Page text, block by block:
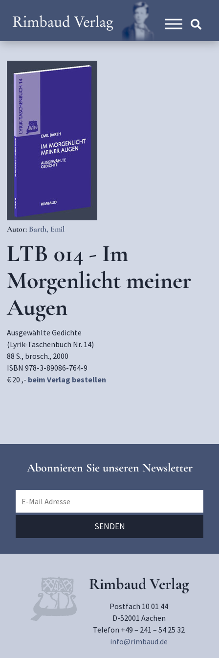
Autor: Barth, Emil
LTB 014 - Im
Morgenlicht meiner
Augen
Ausgewählte Gedichte
(Lyrik-Taschenbuch Nr. 14)
88 S., brosch., 2000
ISBN 978-3-89086-764-9
€ 20 ,- beim Verlag bestellen
Abonnieren Sie unseren Newsletter
Rimbaud Verlag
Postfach 10 01 44
D-52001 Aachen
Telefon +49 – 241 – 54 25 32
info@rimbaud.de